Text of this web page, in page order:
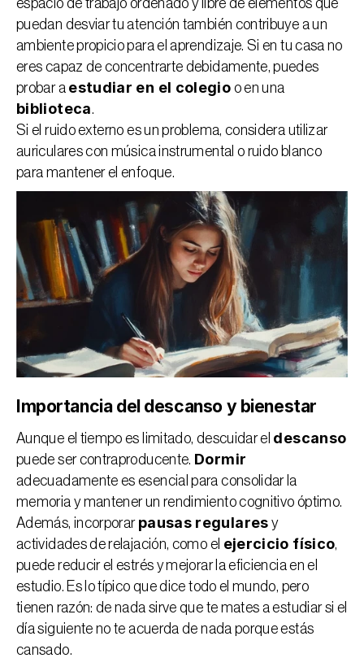
espacio de trabajo ordenado y libre de elementos que
puedan desviar tu atención también contribuye a un
ambiente propicio para el aprendizaje. Si en tu casa no
eres capaz de concentrarte debidamente, puedes
probar a estudiar en el colegio
biblioteca.
Si el ruido externo es un problema, considera utilizar
auriculares con música instrumental o ruido blanco
para mantener el enfoque.
Importancia del descanso y bienestar
Aunque el tiempo es limitado, descuidar el descanso
puede ser contraproducente. Dormir
adecuadamente es esencial para consolidar la
memoria y mantener un rendimiento cognitivo óptimo.
Además, incorporar pausas regulares y
actividades de relajación, como el ejercicio físico,
puede reducir el estrés y mejorar la eficiencia en el
estudio. Es lo típico que dice todo el mundo, pero
tienen razón: de nada sirve que te mates a estudiar si el
día siguiente no te acuerda de nada porque estás
cansado.